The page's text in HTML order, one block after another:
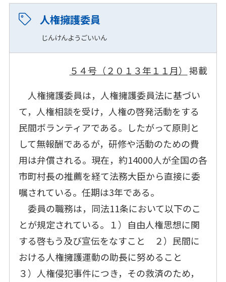
人権擁護委員
じんけんようごいいん
５４号（２０１３年１１月） 掲載
人権擁護委員は，人権擁護委員法に基づい
て，人権相談を受け，人権の啓発活動をする
民間ボランティアである。したがって原則と
して無報酬であるが，研修や活動のための費
用は弁償される。現在，約14000人が全国の各
市町村長の推薦を経て法務大臣から直接に委
嘱されている。任期は3年である。
委員の職務は，同法11条において以下のこ
とが規定されている。１）自由人権思想に関
する啓もう及び宣伝をなすこと ２）民間に
おける人権擁護運動の助長に努めること
３）人権侵犯事件につき，その救済のため，